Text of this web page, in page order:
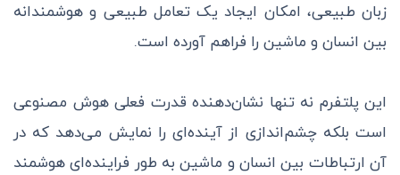
زبان طبیعی، امکان ایجاد یک تعامل طبیعی و هوشمندانه
بین انسان و ماشین را فراهم آورده است.
این پلتفرم نه تنها نشان‌دهنده قدرت فعلی هوش مصنوعی
است بلکه چشم‌اندازی از آینده‌ای را نمایش می‌دهد که در
آن ارتباطات بین انسان و ماشین به طور فراینده‌ای هوشمند